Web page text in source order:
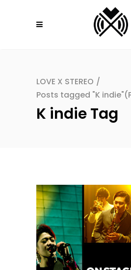
LOVE X STEREO /
Posts tagged "K indie"
K indie Tag